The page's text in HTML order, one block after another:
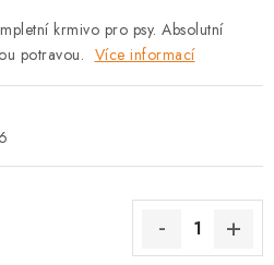
krmivo pro psy. Absolutní
potravou. Více informací